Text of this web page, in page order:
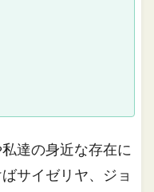
達の身近な存在に
サイゼリヤ、ジョ